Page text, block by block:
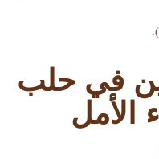
في حلب
الأمل